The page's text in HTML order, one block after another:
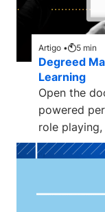
Artigo • 5 min
Degreed
Learning
Open the
powered
role